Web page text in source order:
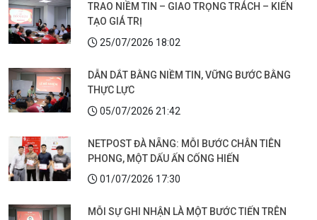
TRAO NIỀM TIN – GIAO TRỌNG TRÁCH – KIẾN
TẠO GIÁ TRỊ
25/07/2026 18:02
DẪN DẮT BẰNG NIỀM TIN, VỮNG BƯỚC BẰNG
THỰC LỰC
05/07/2026 21:42
NETPOST ĐÀ NẴNG: MỖI BƯỚC CHÂN TIÊN
PHONG, MỘT DẤU ẤN CỐNG HIẾN
01/07/2026 17:30
MỖI SỰ GHI NHẬN LÀ MỘT BƯỚC TIẾN TRÊN